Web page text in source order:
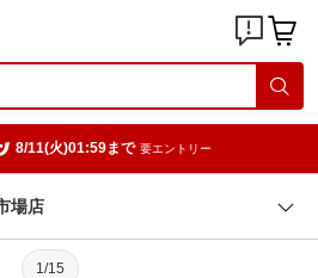
8/11(火)01:59まで 要エントリー
場店
1/15